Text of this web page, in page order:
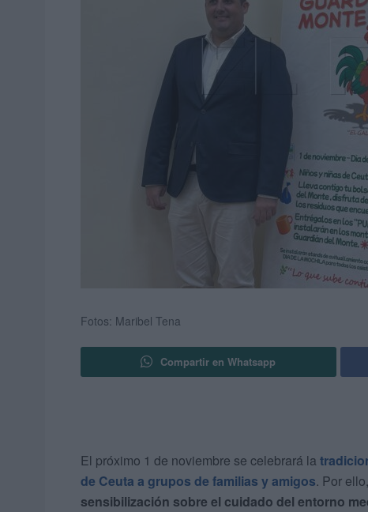
Fotos: Maribel Tena
Compartir en Whatsapp
El próximo 1 de noviembre se celebrará la
de Ceuta a grupos de familias y amigos. Por
sensibilización sobre el cuidado del entorno